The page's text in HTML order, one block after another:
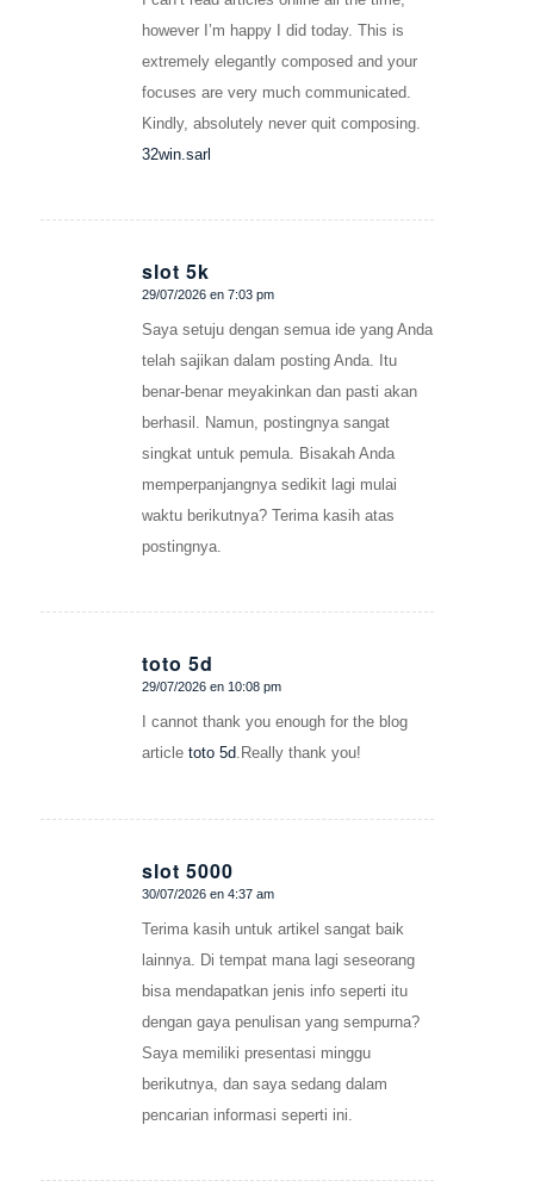
however I’m happy I did today. This is
extremely elegantly composed and your
focuses are very much communicated.
Kindly, absolutely never quit composing.
32win.sarl
slot 5k
Dice:
29/07/2026 en 7:03 pm
Saya setuju dengan semua ide yang Anda
telah sajikan dalam posting Anda. Itu
benar-benar meyakinkan dan pasti akan
berhasil. Namun, postingnya sangat
singkat untuk pemula. Bisakah Anda
memperpanjangnya sedikit lagi mulai
waktu berikutnya? Terima kasih atas
postingnya.
toto 5d
Dice:
29/07/2026 en 10:08 pm
I cannot thank you enough for the blog
article toto 5d.Really thank you!
slot 5000
Dice:
30/07/2026 en 4:37 am
Terima kasih untuk artikel sangat baik
lainnya. Di tempat mana lagi seseorang
bisa mendapatkan jenis info seperti itu
dengan gaya penulisan yang sempurna?
Saya memiliki presentasi minggu
berikutnya, dan saya sedang dalam
pencarian informasi seperti ini.